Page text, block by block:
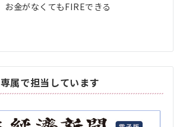
お金がなくてもFIREできる
専属で担当しています